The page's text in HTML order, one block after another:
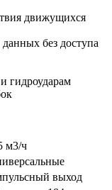
движущихся
без доступа
гидроударам
м3/ч
выход